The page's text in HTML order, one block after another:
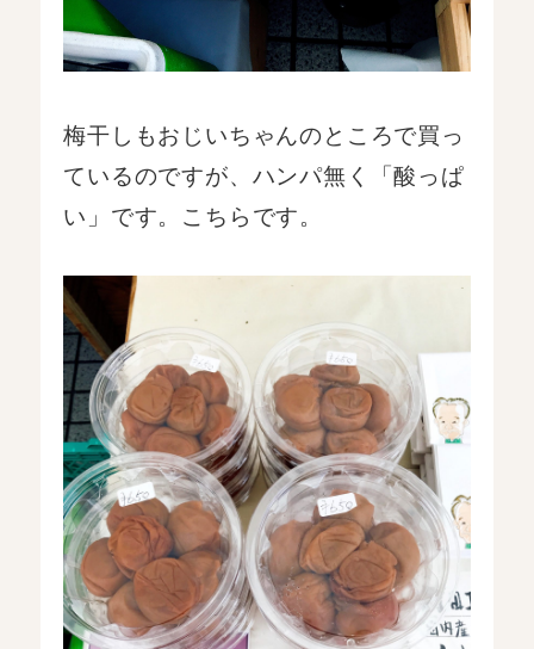
梅干しもおじいちゃんのところで買っ
ているのですが、ハンパ無く「酸っぱ
い」です。こちらです。